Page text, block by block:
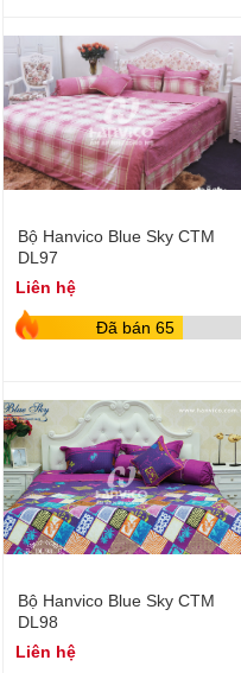
Bộ Hanvico Blue Sky CTM
DL97
Liên hệ
Đã bán 65
Bộ Hanvico Blue Sky CTM
DL98
Liên hệ